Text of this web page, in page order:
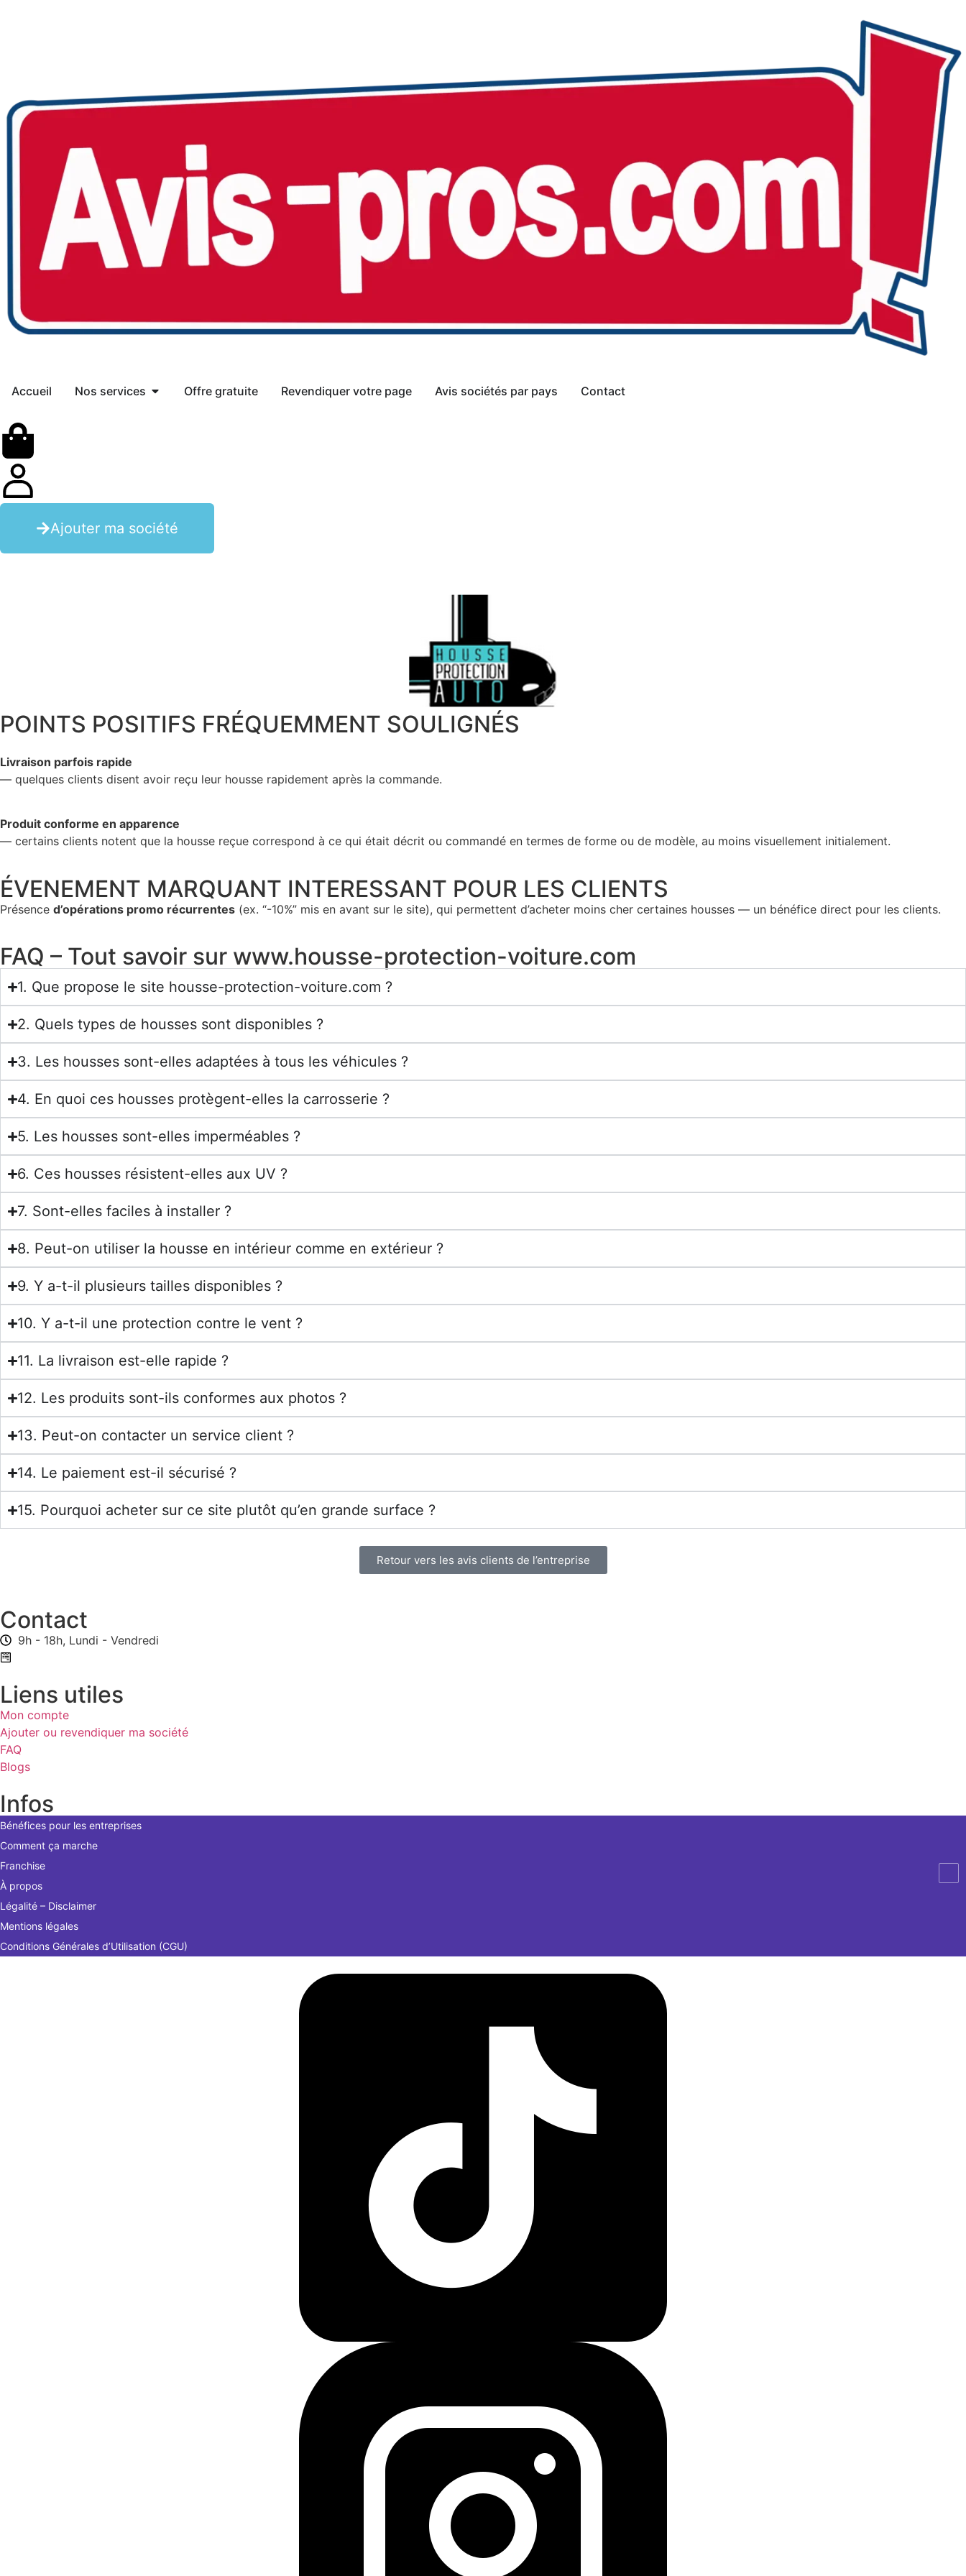
Accueil Nos services Offre gratuite Revendiquer votre page Avis sociétés par pays Contact
Ajouter ma société
POINTS POSITIFS FRÉQUEMMENT SOULIGNÉS
Livraison parfois rapide
— quelques clients disent avoir reçu leur housse rapidement après la commande.
Produit conforme en apparence
— certains clients notent que la housse reçue correspond à ce qui était décrit ou commandé en termes de forme ou de modèle, au moins visuellement initialement.
ÉVENEMENT MARQUANT INTERESSANT POUR LES CLIENTS
Présence d’opérations promo récurrentes (ex. “-10%” mis en avant sur le site), qui permettent d’acheter moins cher certaines housses — un bénéfice direct pour les clients.
FAQ – Tout savoir sur www.housse-protection-voiture.com
1. Que propose le site housse-protection-voiture.com ?
2. Quels types de housses sont disponibles ?
3. Les housses sont-elles adaptées à tous les véhicules ?
4. En quoi ces housses protègent-elles la carrosserie ?
5. Les housses sont-elles imperméables ?
6. Ces housses résistent-elles aux UV ?
7. Sont-elles faciles à installer ?
8. Peut-on utiliser la housse en intérieur comme en extérieur ?
9. Y a-t-il plusieurs tailles disponibles ?
10. Y a-t-il une protection contre le vent ?
11. La livraison est-elle rapide ?
12. Les produits sont-ils conformes aux photos ?
13. Peut-on contacter un service client ?
14. Le paiement est-il sécurisé ?
15. Pourquoi acheter sur ce site plutôt qu’en grande surface ?
Retour vers les avis clients de l’entreprise
Contact
9h - 18h, Lundi - Vendredi
Liens utiles
Mon compte
Ajouter ou revendiquer ma société
FAQ
Blogs
Infos
Bénéfices pour les entreprises
Comment ça marche
Franchise
À propos
Légalité – Disclaimer
Mentions légales
Conditions Générales d’Utilisation (CGU)